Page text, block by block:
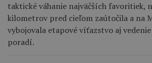
taktické váhanie najväčších favoritiek,
kilometrov pred cieľom zaútočila a na
vybojovala etapové víťazstvo aj
poradí.